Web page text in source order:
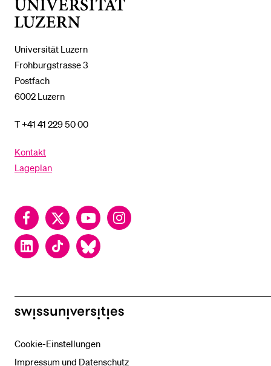
Universität Luzern
Frohburgstrasse 3
Postfach
6002 Luzern
T +41 41 229 50 00
Kontakt
Lageplan
FacebookTwitter YouTubeInstagram
LinkedInTikTok Bluesky
swissuniversities
Cookie-Einstellungen
Impressum und Datenschutz